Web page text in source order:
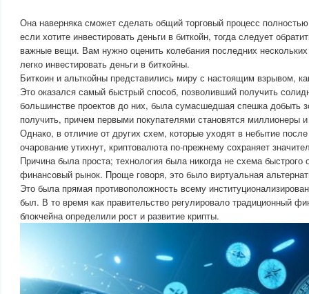
Она наверняка сможет сделать общий торговый процесс
если хотите инвестировать деньги в биткойн, тогда следует
важные вещи. Вам нужно оценить колебания последних
легко инвестировать деньги в биткойны.
Биткоин и альткойны представились миру с настоящим взрывом,
Это оказался самый быстрый способ, позволивший получить
большинстве проектов до них, была сумасшедшая спешка добыть
получить, причем первыми покупателями становятся миллионеры
Однако, в отличие от других схем, которые уходят в небытие
очарование утихнут, криптовалюта по-прежнему сохраняет
Причина была проста; технология была никогда не схема
финансовый рынок. Проще говоря, это было виртуальная
Это была прямая противоположность всему
был. В то время как правительство регулировало традиционный
блокчейна определили рост и развитие крипты.